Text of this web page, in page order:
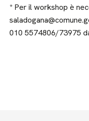
* Per il workshop è
010 5574806/73975